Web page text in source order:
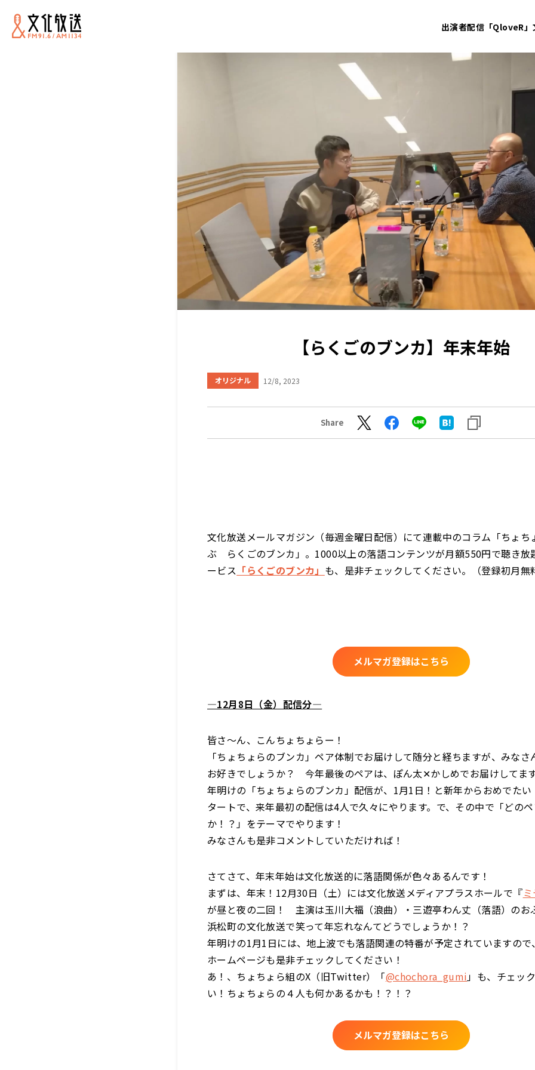
出演者配信「QloveR」
【らくごのブンカ】年末年始
オリジナル 12/8, 2023
Share
文化放送メールマガジン（毎週金曜日配信）にて連載中のコラム「ちょち
ぶ らくごのブンカ」。1000以上の落語コンテンツが月額550円で聴き放
ービス 「らくごのブンカ」 も、是非チェックしてください。（登録初月無
メルマガ登録はこちら
―12月8日（金）配信分―
皆さ～ん、こんちょちょらー！
「ちょちょらのブンカ」ペア体制でお届けして随分と経ちますが、みなさ
お好きでしょうか？ 今年最後のペアは、ぽん太✕かしめでお届けしてま
年明けの「ちょちょらのブンカ」配信が、1月1日！と新年からおめでた
タートで、来年最初の配信は4人で久々にやります。で、その中で「どの
か！？」をテーマでやります！
みなさんも是非コメントしていただければ！
さてさて、年末年始は文化放送的に落語関係が色々あるんです！
まずは、年末！12月30日（土）には文化放送メディアプラスホールで『
が昼と夜の二回！ 主演は玉川大福（浪曲）・三遊亭わん丈（落語）のお
浜松町の文化放送で笑って年忘れなんてどうでしょうか！？
年明けの1月1日には、地上波でも落語関連の特番が予定されていますので
ホームページも是非チェックしてください！
あ！、ちょちょら組のX（旧Twitter）「@chochora_gumi 」も、チェッ
い！ちょちょらの４人も何かあるかも！？！？
メルマガ登録はこちら